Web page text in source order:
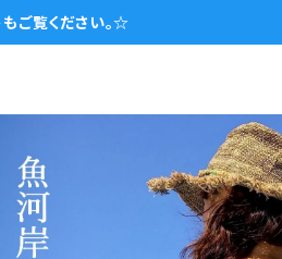
ご覧ください。☆